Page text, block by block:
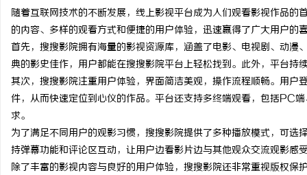
随着互联网技术的不断发展，线上影视平台成为人们观看影视作品
的内容、多样的观看方式和便捷的用户体验，迅速赢得了广大用户的
首先，搜搜影院拥有海量的影视资源库，涵盖了电影、电视剧、动
典的影史佳作，用户都能在搜搜影院平台上轻松找到。此外，平台持
其次，搜搜影院注重用户体验，界面简洁美观，操作流程顺畅。用
件，从而快速定位到心仪的作品。平台还支持多终端观看，包括PC
求。
为了满足不同用户的观影习惯，搜搜影院提供了多种播放模式，可
持弹幕功能和评论区互动，让用户边看影片边与其他观众交流观影感
除了丰富的影视内容与良好的用户体验，搜搜影院还非常重视版权